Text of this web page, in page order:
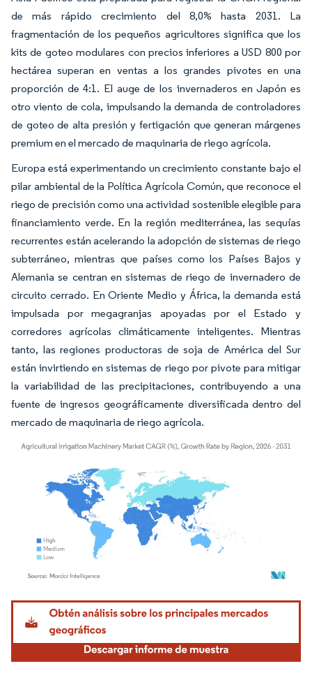
de más rápido crecimiento del 8,0% hasta 2031. La
fragmentación de los pequeños agricultores significa que los
kits de goteo modulares con precios inferiores a USD 800 por
hectárea superan en ventas a los grandes pivotes en una
proporción de 4:1. El auge de los invernaderos en Japón es
otro viento de cola, impulsando la demanda de controladores
de goteo de alta presión y fertigación que generan márgenes
premium en el mercado de maquinaria de riego agrícola.
Europa está experimentando un crecimiento constante bajo el
pilar ambiental de la Política Agrícola Común, que reconoce el
riego de precisión como una actividad sostenible elegible para
financiamiento verde. En la región mediterránea, las sequías
recurrentes están acelerando la adopción de sistemas de riego
subterráneo, mientras que países como los Países Bajos y
Alemania se centran en sistemas de riego de invernadero de
circuito cerrado. En Oriente Medio y África, la demanda está
impulsada por megagranjas apoyadas por el Estado y
corredores agrícolas climáticamente inteligentes. Mientras
tanto, las regiones productoras de soja de América del Sur
están invirtiendo en sistemas de riego por pivote para mitigar
la variabilidad de las precipitaciones, contribuyendo a una
fuente de ingresos geográficamente diversificada dentro del
mercado de maquinaria de riego agrícola.
Imagen © Mordor Intelligence. El uso requiere atribución según CC BY 4.0.